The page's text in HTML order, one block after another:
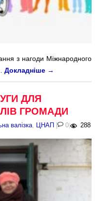
з нагоди Міжнародного
Докладніше →
ДЛЯ
ГРОМАДИ
валізка ЦНАП | 0 | 288